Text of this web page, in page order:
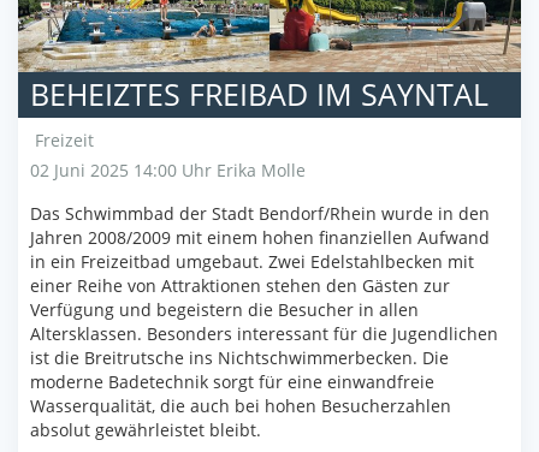
BEHEIZTES FREIBAD IM SAYNTAL
Freizeit
02 Juni 2025 14:00 Uhr Erika Molle
Das Schwimmbad der Stadt Bendorf/Rhein wurde in den
Jahren 2008/2009 mit einem hohen finanziellen Aufwand
in ein Freizeitbad umgebaut. Zwei Edelstahlbecken mit
einer Reihe von Attraktionen stehen den Gästen zur
Verfügung und begeistern die Besucher in allen
Altersklassen. Besonders interessant für die Jugendlichen
ist die Breitrutsche ins Nichtschwimmerbecken. Die
moderne Badetechnik sorgt für eine einwandfreie
Wasserqualität, die auch bei hohen Besucherzahlen
absolut gewährleistet bleibt.